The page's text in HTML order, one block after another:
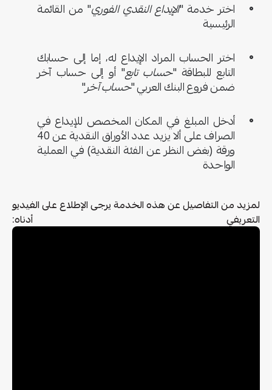
اختر خدمة "الإيداع النقدي الفوري" من القائمة
الرئيسية
اختر الحساب المراد الإيداع له، إما إلى حسابك
التابع للبطاقة "حساب تابع" أو إلى حساب آخر
ضمن فروع البنك العربي "حساب آخر"
أدخل المبلغ في المكان المخصص للإيداع في
الصراف على ألا يزيد عدد الأوراق النقدية عن 40
ورقة (بغض النظر عن الفئة النقدية) في العملية
الواحدة
لمزيد من التفاصيل عن هذه الخدمة يرجى الإطلاع على الفيديو
التعريفي أدناه: